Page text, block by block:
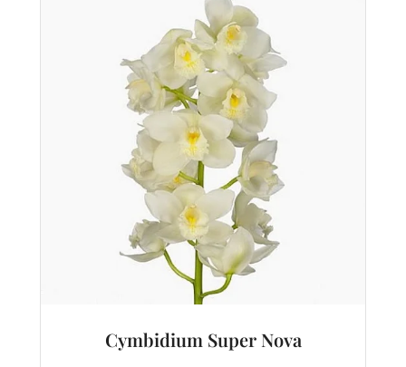
Cymbidium Super Nova